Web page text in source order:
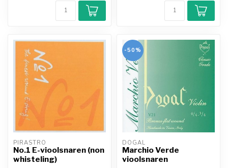
PIRASTRO
No.1 E-vioolsnaren (non
whisteling)
-50%
DOGAL
Marchio Verde
vioolsnaren